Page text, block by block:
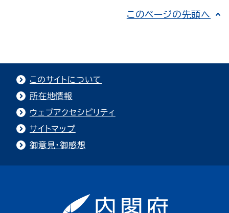
このページの先頭へ
このサイトについて
所在地情報
ウェブアクセシビリティ
サイトマップ
御意見・御感想